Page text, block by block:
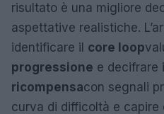
risultato è una migliore
aspettative realistiche.
identificare il core loop
progressione e decifrare
ricompensacon segnali
curva di difficoltà e